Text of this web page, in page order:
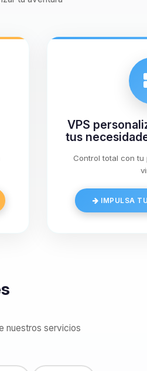
VPS
tus
Control total con tu
IMPULSA
nuestros servicios